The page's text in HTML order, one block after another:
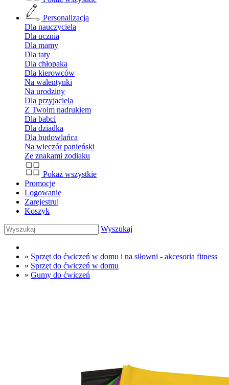
Personalizacja
Dla nauczyciela
Dla ucznia
Dla mamy
Dla taty
Dla chłopaka
Dla kierowców
Na walentynki
Na urodziny
Dla przyjaciela
Z Twoim nadrukiem
Dla babci
Dla dziadka
Dla budowlańca
Na wieczór panieński
Ze znakami zodiaku
Pokaż wszystkie
Promocje
Logowanie
Zarejestruj
Koszyk
Wyszukaj
» Sprzęt do ćwiczeń w domu i na siłowni - akcesoria fitness
» Sprzęt do ćwiczeń w domu
» Gumy do ćwiczeń